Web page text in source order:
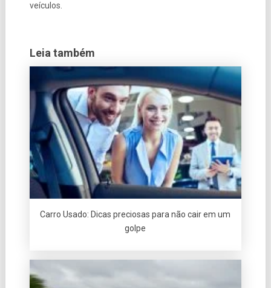
veículos.
Leia também
Carro Usado: Dicas preciosas para não cair em um
golpe